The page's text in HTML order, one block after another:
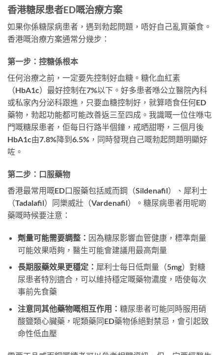
香港糖尿患者ED嘅治療方案
如果你係糖尿病患者，遇到勃起問題，唔好自己亂買藥食。
香港嘅治療方案通常分幾步：
第一步：控糖係根本
任何治療之前，一定要先控制好血糖。糖化血紅素
（HbA1c）最好控制在7%以下。好多患者喺公立醫院內科
或私家內分泌科跟進，只要血糖控制好，就算唔食任何ED
藥物，勃起功能都可能改善返三至四成。我識嘅一位住喺屯
門嘅糖尿患者，佢每日行路半個鐘，戒晒甜嘢，三個月後
HbA1c由7.8%降到6.5%，同時發現自己嘅勃起問題明顯好
咗。
第二步：口服藥物
香港最常用嘅ED口服藥包括威而鋼（Sildenafil）、犀利士
（Tadalafil）同樂威壯（Vardenafil）。糖尿病患者用呢啲
藥嘅時候要注意：
劑量可能需要調整： 因為糖尿影響血管健康，標準劑量
可能效果唔夠，醫生可能會建議用最高劑量
長期服藥效果更穩定： 犀利士每日低劑量（5mg）對糖
尿患者特別適合，可以維持穩定嘅藥物濃度，唔使每次
事前先食藥
注意同其他藥物嘅相互作用： 糖尿患者可能同時服用硝
酸鹽類心臟藥，呢類藥同ED藥物係絕對禁忌，會引起致
命性低血壓